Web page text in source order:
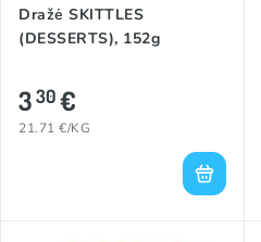
Dražė SKITTLES
(DESSERTS), 152g
330€
21.71 €/KG